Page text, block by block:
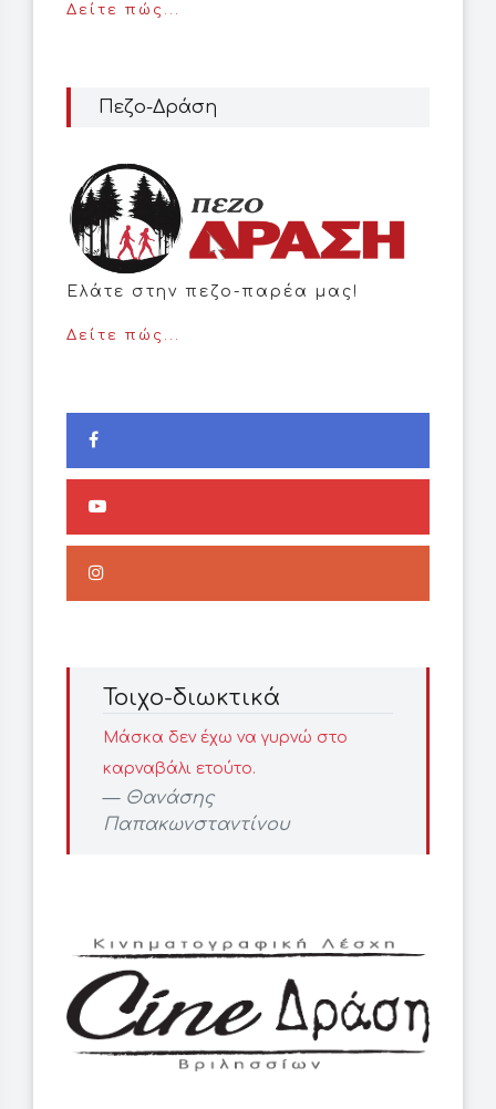
Δείτε πώς...
Πεζο-Δράση
Ελάτε στην πεζο-παρέα μας!
Δείτε πώς...
Τοιχο-διωκτικά
Μάσκα δεν έχω να γυρνώ στο
καρναβάλι ετούτο.
Θανάσης
Παπακωνσταντίνου